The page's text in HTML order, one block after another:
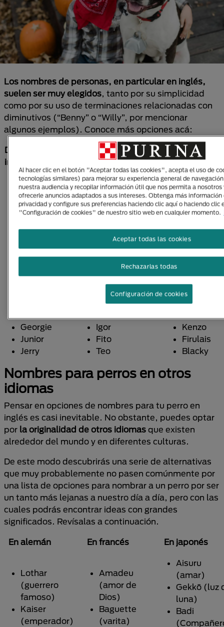
Los nombres de personas, en particular en inglés,
suelen ser muy elegidos, tanto por su simplicidad
como por su uso de terminaciones relacionadas con
diminutivos (“Benny” o “Willy”, por mencionar
algunos ejemplos). Conoce más opciones acá:
De personas en
inglés
De personas en
español
Otras
opciones
Andy
Donnie
Eddie
Norman
Willy
Bruce
Georgie
Junior
Jerry
Fido
Lucas
Pedrito
Fidel
Tadeo
Lucho
Tomás
Simón
Tito
Bruno
Igor
Fito
Teo
Manchas
Baxter
Mechudo
Punky
Rooster
Seven
Unagi
Volován
Ornlu
Kenzo
Firulais
Blacky
Nombres para perros en otros
idiomas
Pensar en opciones de nombres para tu perro en
inglés es casi inevitable. No obstante, puedes optar
por la originalidad de otros idiomas que existen
alrededor del mundo y en diferentes culturas.
De este modo descubrirás una serie de alternativas
que muy probablemente no pasen comúnmente por
una lista de opciones para nombrar a un perro por ser
un tanto más lejanas a nuestro día a día, pero con las
cuales podrás encontrar ideas con grandes
significados. Revísalas a continuación.
En alemán En francés En japonés
Lothar
(guerrero
famoso)
Kaiser
(emperador)
Amadeu
(amor de
Dios)
Baguette
(varita)
Aisuru
(amar)
Gekkō (luz
luna)
Badi
Al hacer clic en el botón "Aceptar todas las cookies", acepta el uso de
tecnologías similares) para mejorar su experiencia general de
nuestra audiencia y recopilar información útil que nos permita a nosotros
ofrecerle anuncios adaptados a sus intereses. Obtenga más información
privacidad y configure sus preferencias haciendo clic aquí o haciendo clic
"Configuración de cookies" de nuestro sitio web en cualquier momento.
Rechazarlas todas
Aceptar todas las cookies
Configuración de cookies